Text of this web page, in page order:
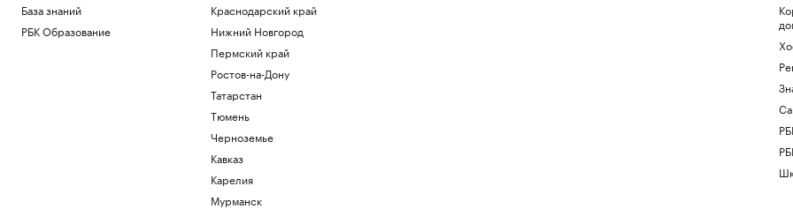
База знаний
РБК Образование
Краснодарский край
Нижний Новгород
Пермский край
Ростов-на-Дону
Татарстан
Тюмень
Черноземье
Кавказ
Карелия
Мурманск